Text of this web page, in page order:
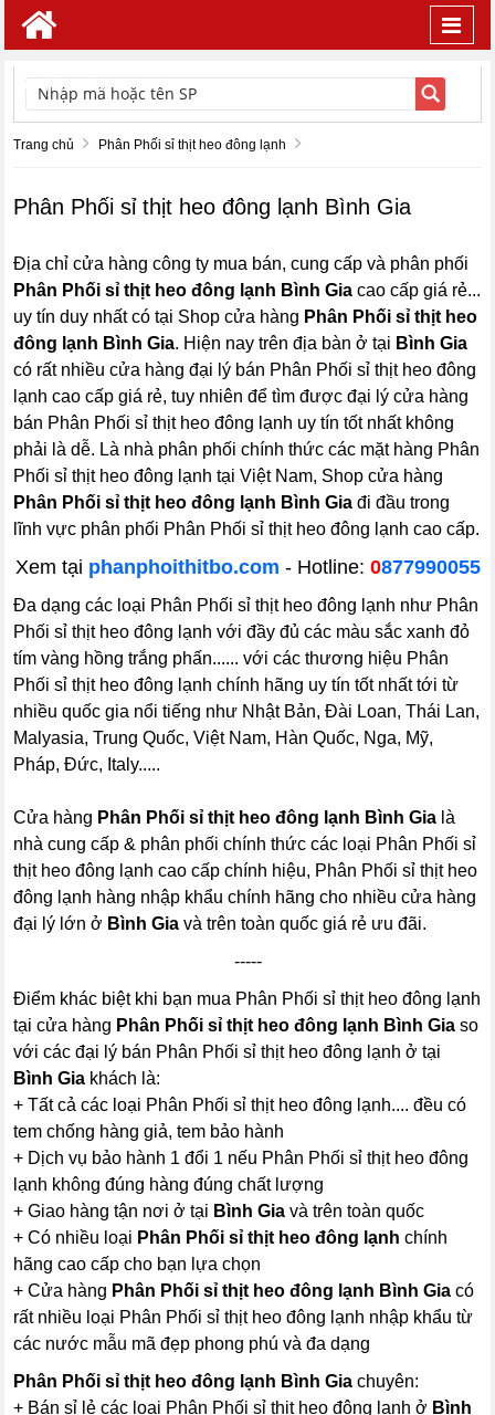
TÌM KIẾM
Trang chủ Phân Phối sỉ thịt heo đông lạnh
Phân Phối sỉ thịt heo đông lạnh Bình Gia
Địa chỉ cửa hàng công ty mua bán, cung cấp và phân phối
Phân Phối sỉ thịt heo đông lạnh Bình Gia cao cấp giá rẻ...
uy tín duy nhất có tại Shop cửa hàng Phân Phối sỉ thịt heo
đông lạnh Bình Gia. Hiện nay trên địa bàn ở tại Bình Gia
có rất nhiều cửa hàng đại lý bán Phân Phối sỉ thịt heo đông
lạnh cao cấp giá rẻ, tuy nhiên để tìm được đại lý cửa hàng
bán Phân Phối sỉ thịt heo đông lạnh uy tín tốt nhất không
phải là dễ. Là nhà phân phối chính thức các mặt hàng Phân
Phối sỉ thịt heo đông lạnh tại Việt Nam, Shop cửa hàng
Phân Phối sỉ thịt heo đông lạnh Bình Gia đi đầu trong
lĩnh vực phân phối Phân Phối sỉ thịt heo đông lạnh cao cấp.
Xem tại phanphoithitbo.com - Hotline: 0877990055
Đa dạng các loại Phân Phối sỉ thịt heo đông lạnh như Phân
Phối sỉ thịt heo đông lạnh với đầy đủ các màu sắc xanh đỏ
tím vàng hồng trắng phấn...... với các thương hiệu Phân
Phối sỉ thịt heo đông lạnh chính hãng uy tín tốt nhất tới từ
nhiều quốc gia nổi tiếng như Nhật Bản, Đài Loan, Thái Lan,
Malyasia, Trung Quốc, Việt Nam, Hàn Quốc, Nga, Mỹ,
Pháp, Đức, Italy.....
Cửa hàng Phân Phối sỉ thịt heo đông lạnh Bình Gia là
nhà cung cấp & phân phối chính thức các loại Phân Phối sỉ
thịt heo đông lạnh cao cấp chính hiệu, Phân Phối sỉ thịt heo
đông lạnh hàng nhập khẩu chính hãng cho nhiều cửa hàng
đại lý lớn ở Bình Gia và trên toàn quốc giá rẻ ưu đãi.
-----
Điểm khác biệt khi bạn mua Phân Phối sỉ thịt heo đông lạnh
tại cửa hàng Phân Phối sỉ thịt heo đông lạnh Bình Gia so
với các đại lý bán Phân Phối sỉ thịt heo đông lạnh ở tại
Bình Gia khách là:
+ Tất cả các loại Phân Phối sỉ thịt heo đông lạnh.... đều có
tem chống hàng giả, tem bảo hành
+ Dịch vụ bảo hành 1 đổi 1 nếu Phân Phối sỉ thịt heo đông
lạnh không đúng hàng đúng chất lượng
+ Giao hàng tận nơi ở tại Bình Gia và trên toàn quốc
+ Có nhiều loại Phân Phối sỉ thịt heo đông lạnh chính
hãng cao cấp cho bạn lựa chọn
+ Cửa hàng Phân Phối sỉ thịt heo đông lạnh Bình Gia có
rất nhiều loại Phân Phối sỉ thịt heo đông lạnh nhập khẩu từ
các nước mẫu mã đẹp phong phú và đa dạng
Phân Phối sỉ thịt heo đông lạnh Bình Giachuyên:
+ Bán sỉ lẻ các loại Phân Phối sỉ thịt heo đông lạnh ở Bình